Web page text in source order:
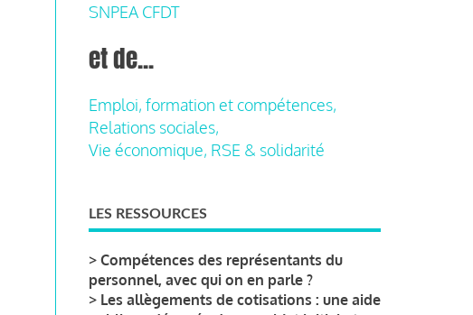
SNPEA CFDT
et de...
Emploi, formation et compétences,
Relations sociales,
Vie économique, RSE & solidarité
LES RESSOURCES
> Compétences des représentants du
personnel, avec qui on en parle ?
> Les allègements de cotisations : une aide